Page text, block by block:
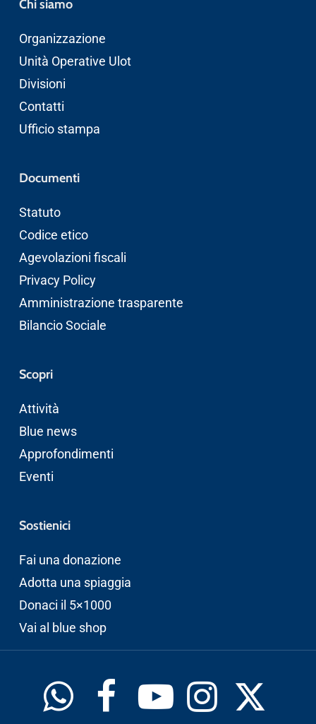
Chi siamo
Organizzazione
Unità Operative Ulot
Divisioni
Contatti
Ufficio stampa
Documenti
Statuto
Codice etico
Agevolazioni fiscali
Privacy Policy
Amministrazione trasparente
Bilancio Sociale
Scopri
Attività
Blue news
Approfondimenti
Eventi
Sostienici
Fai una donazione
Adotta una spiaggia
Donaci il 5×1000
Vai al blue shop